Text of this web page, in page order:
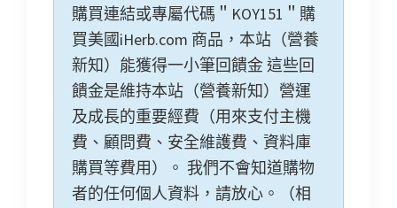
購買連結或專屬代碼＂KOY151＂購
買美國iHerb.com 商品，本站（營養
新知）能獲得一小筆回饋金 這些回
饋金是維持本站（營養新知）營運
及成長的重要經費（用來支付主機
費、顧問費、安全維護費、資料庫
購買等費用）。 我們不會知道購物
者的任何個人資料，請放心。（相